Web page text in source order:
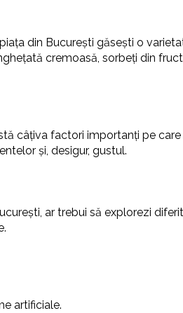
din București găsești o
cremoasă, sorbeți din
câțiva factori importanți pe care
și, desigur, gustul.
ar trebui să explorezi
artificiale.